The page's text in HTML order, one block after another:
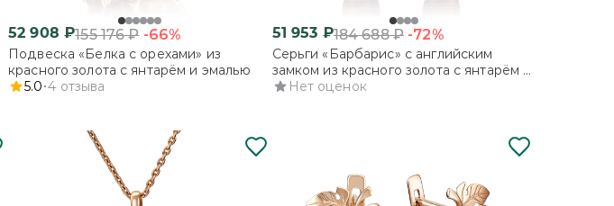
52 908 ₽155 176₽ -66%
Подвеска «Белка с орехами» из
красного золота с янтарём и эмалью
5.0 4 отзыва
51 953 ₽184 688₽ -72%
Серьги «Барбарис» с английским
замком из красного золота с янтарём и
эмалью
Нет оценок